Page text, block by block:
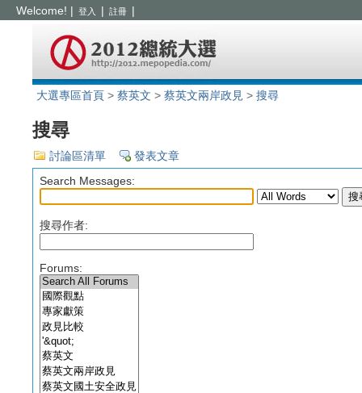
Welcome! | 登入 | 註冊 |
大選專區首頁 > 蔡英文 > 蔡英文兩岸政見 > 搜尋
搜尋
討論區清單 發表文章
Search Messages:
搜尋作者:
Forums: